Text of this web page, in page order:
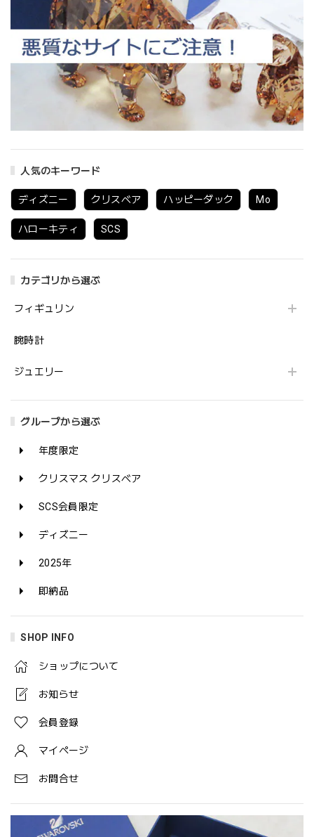
人気のキーワード
ディズニー クリスベア ハッピーダック Mo
ハローキティ SCS
カテゴリから選ぶ
フィギュリン
腕時計
ジュエリー
グループから選ぶ
年度限定
クリスマス クリスベア
SCS会員限定
ディズニー
2025年
即納品
SHOP INFO
ショップについて
お知らせ
会員登録
マイページ
お問合せ